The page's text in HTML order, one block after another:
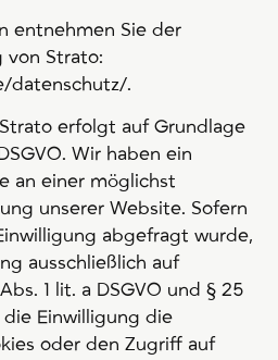
entnehmen Sie der
von Strato:
datenschutz/.
erfolgt auf Grundlage
Wir haben ein
an einer möglichst
unserer Website. Sofern
abgefragt wurde,
ausschließlich auf
1 lit. a DSGVO und § 25
die Einwilligung die
oder den Zugriff auf